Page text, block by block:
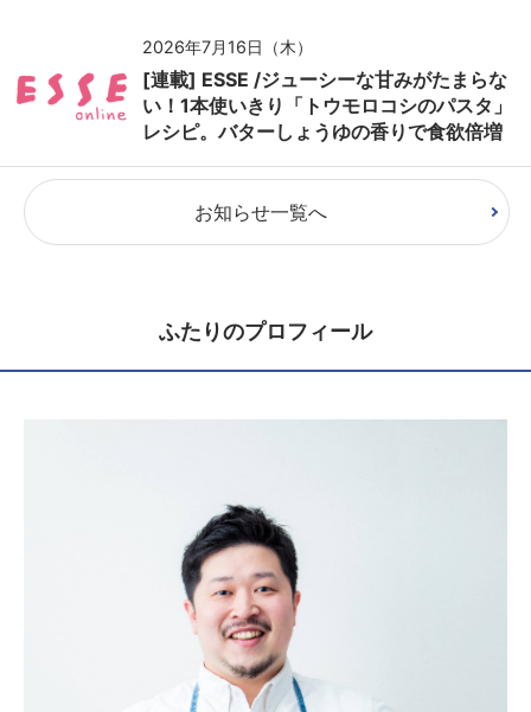
2026年7月16日（木）
[連載] ESSE /ジューシーな甘みがたまらな
い！1本使いきり「トウモロコシのパスタ」
レシピ。バターしょうゆの香りで食欲倍増
お知らせ一覧へ
ふたりのプロフィール